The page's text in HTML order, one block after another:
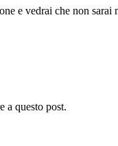
e vedrai che non
a questo post.